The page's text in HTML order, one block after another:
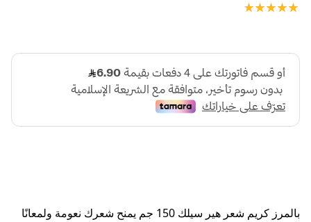
تقييم:
بالمرز كريم شعر هير سيلك 150 جم يمنح شعرك نعومة ولمعانًا